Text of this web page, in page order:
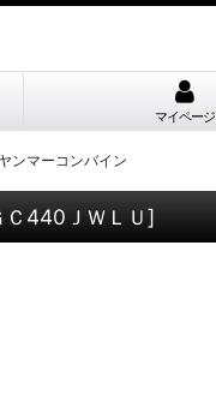
マイページ
ンマーコンバイン
Ｃ440ＪＷＬＵ]